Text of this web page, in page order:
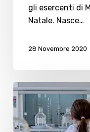
gli esercenti di
Natale. Nasce…
28 Novembre 2020
Covid:
aumentano
casi